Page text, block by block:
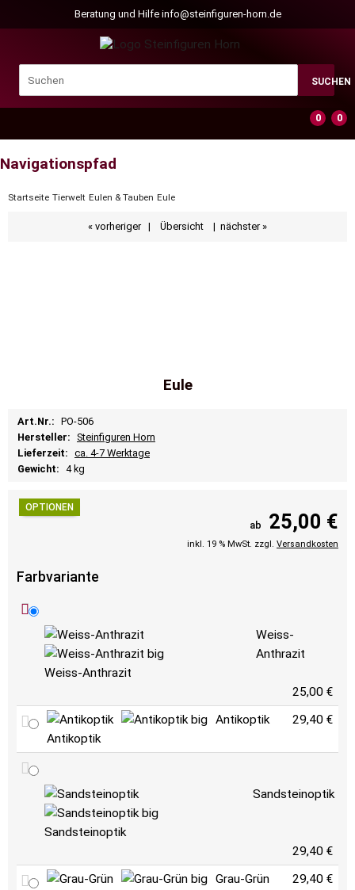
Beratung und Hilfe info@steinfiguren-horn.de
SUCHEN
0
0
Navigationspfad
Startseite Tierwelt Eulen & Tauben Eule
« vorheriger| Übersicht | nächster »
Eule
Art.Nr.: PO-506
Hersteller: Steinfiguren Horn
Lieferzeit: ca. 4-7 Werktage
Gewicht: 4 kg
OPTIONEN
ab 25,00 €
inkl. 19 % MwSt. zzgl. Versandkosten
Farbvariante
Weiss-Anthrazit
Weiss-
Anthrazit
25,00 €
Antikoptik
Antikoptik 29,40 €
Sandsteinoptik
Sandsteinoptik
29,40 €
Grau-Grün 29,40 €